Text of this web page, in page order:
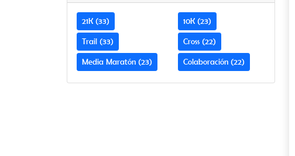
21K (33)
Trail (33)
Media Maratón (23)
10K (23)
Cross (22)
Colaboración (22)